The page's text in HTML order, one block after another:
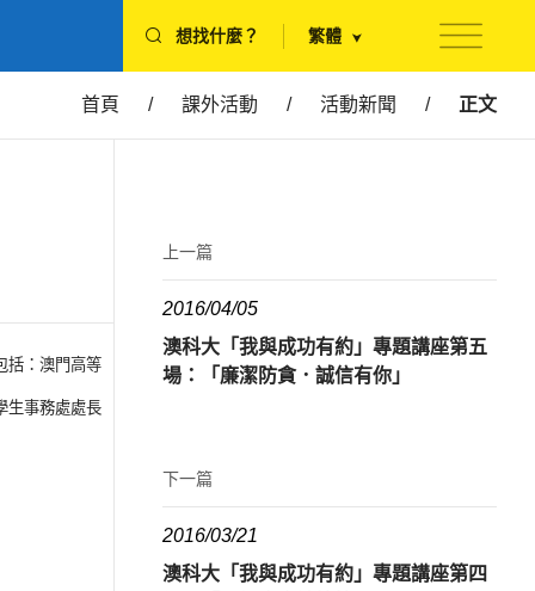
想找什麼？ 繁體
首頁 / 課外活動 / 活動新聞 / 正文
括：澳門高等
生事務處處長
上一篇
2016/04/05
澳科大「我與成功有約」專題講座第五
場：「廉潔防貪．誠信有你」
下一篇
2016/03/21
澳科大「我與成功有約」專題講座第四